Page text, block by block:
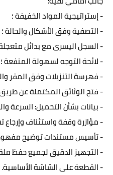
- إستراتيجية المواد الخفيفة ؛
- التصفية وفق الأشكال والحالة ؛
- السجل اليسرى مع بدائل
- لائحة التوجه لسهولة المنفعة ؛
- فهرسة التنزيلات وفق المقر
- فتح الوثائق المكتملة عن
- بيانات بشأن التحميل: السرعة
- مؤازرة وقفة واستئناف وإرجاع
- تأسيس مستندات توضيح
- التجهيز الدقيق لجميع حفظ
- القطعة على الشاشة الأساسية.